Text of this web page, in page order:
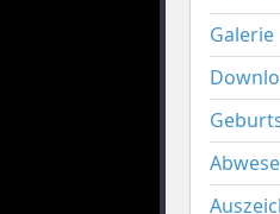
Galerie